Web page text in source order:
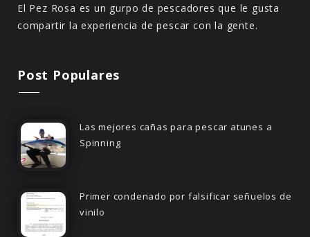
El Pez Rosa es un gurpo de pescadores que le gusta
compartir la experiencia de pescar con la gente.
Post Populares
Las mejores cañas para pescar atunes a
Spinning
Primer condenado por falsificar señuelos de
vinilo